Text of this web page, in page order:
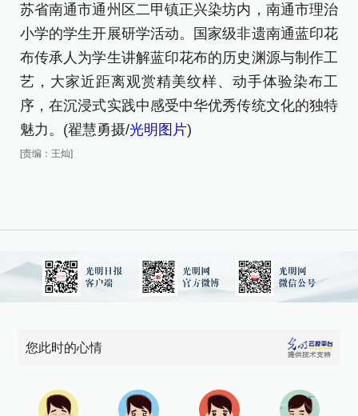
苏省南通市通州区二甲镇正兴染坊内，南通市理治
小学的学生开展研学活动。国家级非遗南通蓝印花
布传承人为学生讲解蓝印花布的历史渊源与制作工
艺，大家近距离观赏精美纹样、动手体验染布工
序，在沉浸式实践中感受中华优秀传统文化的独特
魅力。(翟慧勇摄/光明图片)
[责编：王灿]
您此时的心情